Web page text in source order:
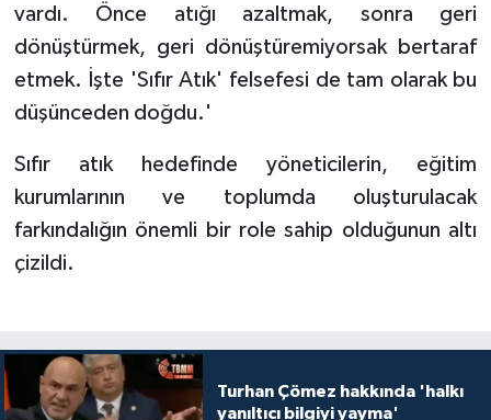
vardı. Önce atığı azaltmak, sonra geri
dönüştürmek, geri dönüştüremiyorsak bertaraf
etmek. İşte 'Sıfır Atık' felsefesi de tam olarak bu
düşünceden doğdu.'
Sıfır atık hedefinde yöneticilerin, eğitim
kurumlarının ve toplumda oluşturulacak
farkındalığın önemli bir role sahip olduğunun altı
çizildi.
Turhan Çömez hakkında 'halkı
yanıltıcı bilgiyi yayma'